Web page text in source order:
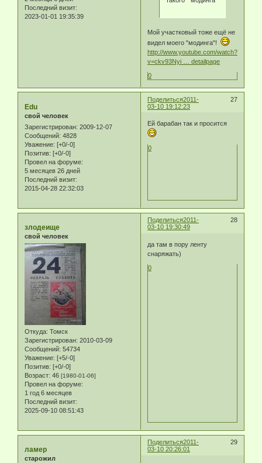
Последний визит:
2023-01-01 19:35:39
Мой участковый тоже ещё не
видел моего "модинга"!
http://www.youtube.com/watch?
v=ckv93Nyi … detailpage
0
Поделиться 27
2011-
03-10 19:12:23
Edu
свой человек
Зарегистрирован: 2009-12-07
Сообщений: 4828
Уважение: [+0/-0]
Позитив: [+0/-0]
Провел на форуме:
5 месяцев 26 дней
Последний визит:
2015-04-28 22:32:03
Ей барабан так и просится
0
Поделиться 28
2011-
03-10 19:30:49
злодеище
свой человек
Откуда: Томск
Зарегистрирован: 2010-03-09
Сообщений: 54734
Уважение: [+5/-0]
Позитив: [+0/-0]
Возраст: 46 [1980-01-06]
Провел на форуме:
1 год 6 месяцев
Последний визит:
2025-09-10 08:51:43
да там в пору ленту
снаряжать)
0
Поделиться 29
2011-
03-10 20:26:01
ламер
старожил